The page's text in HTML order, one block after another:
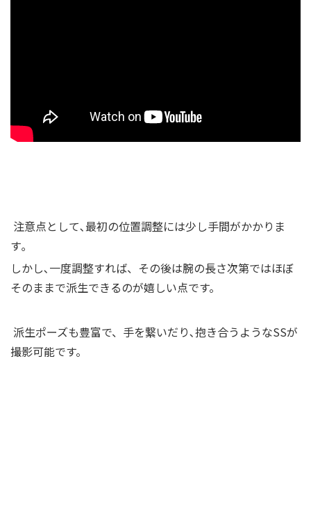
注意点として､最初の位置調整には少し手間がかかりま
す｡
しかし､一度調整すれば、その後は腕の長さ次第ではほぼ
そのままで派生できるのが嬉しい点です。
派生ポーズも豊富で、手を繋いだり､抱き合うようなSSが
撮影可能です。